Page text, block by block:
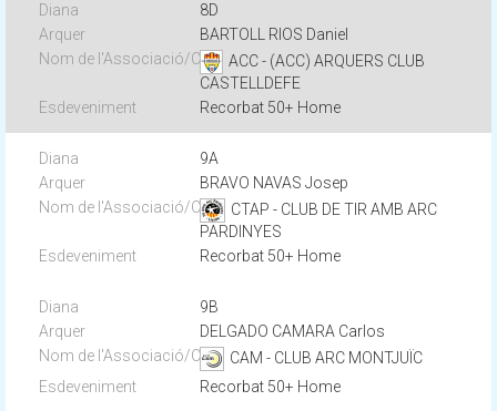
8D
BARTOLL RIOS Daniel
ACC - (ACC) ARQUERS CLUB
CASTELLDEFE
Recorbat 50+ Home
9A
BRAVO NAVAS Josep
CTAP - CLUB DE TIR AMB ARC
PARDINYES
Recorbat 50+ Home
9B
DELGADO CAMARA Carlos
CAM - CLUB ARC MONTJUÏC
Recorbat 50+ Home